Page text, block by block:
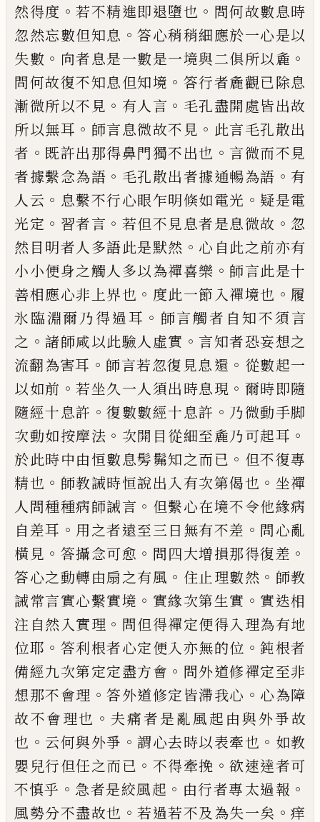
然得度 。 若不精進即退墮也 。 問何故數息時
忽然忘數但知息 。 答心稍稍細應於一心是以
失數 。 向者息是一數是一境與二俱所以麁 。
問何故復不知息但知境 。 答行者麁觀已除息
漸微所以不見 。 有人言 。 毛孔盡開處皆出故
所以無耳 。 師言息微故不見 。 此言毛孔散出
者 。 既許出那得鼻門獨不出也 。 言微而不見
者據繫念為語 。 毛孔散出者據通暢為語 。 有
人云 。 息繫不行心眼乍明倏如電光 。 疑是電
光定 。 習者言 。 若但不 見息者是息微故 。 忽
然目明者人多語此是默然 。 心自此之前亦有
小小便身之觸人多以為禪喜樂 。 師言此是十
善相應心非上界也 。 度此一節入禪境也 。 履
氷臨淵爾乃得過耳 。 師言觸者自知不須言
之 。 諸師咸以此驗人虛實 。 言知者恐妄想之
流翻為害耳 。 師言若忽復見息還 。 從數起一
以如前 。 若坐久一人須出時息現 。 爾時即隨
隨經十息許 。 復數數經十息許 。 乃微動手脚
次動如按摩法 。 次開目從細至麁乃可起耳 。
於此時中由恒數息髣髴知之而已 。 但不復專
精也 。 師教誡時恒說出入有次第偈也 。 坐禪
人問種種病師誡言 。 但繫心在境不令他緣病
自差耳 。 用之者遠至三日無有不差 。 問心亂
橫見 。 答攝念可愈 。 問四大增損那得復差 。
答心之動轉由扇之有風 。 住止理數然 。 師教
誡常言實心繫實境 。 實緣次第生實 。 實迭相
注自然入實理 。 問但得禪定便得入理為有地
位耶 。 答利根者心定便入亦無的位 。 鈍根者
備經九次第定定盡方會 。 問外道修禪定至非
想那不會理 。 答外道修定皆滯我心 。 心為障
故不會理也 。 夫痛者是亂風起由與外爭故
也 。 云何與外爭 。 謂心去時以表牽也 。 如教
嬰兒行但任之而已 。 不得牽挽 。 欲速達者可
不慎乎 。 急者是絞風起 。 由行者專太過報 。
風勢分不盡故也 。 若過若不及為失一矣 。 痒